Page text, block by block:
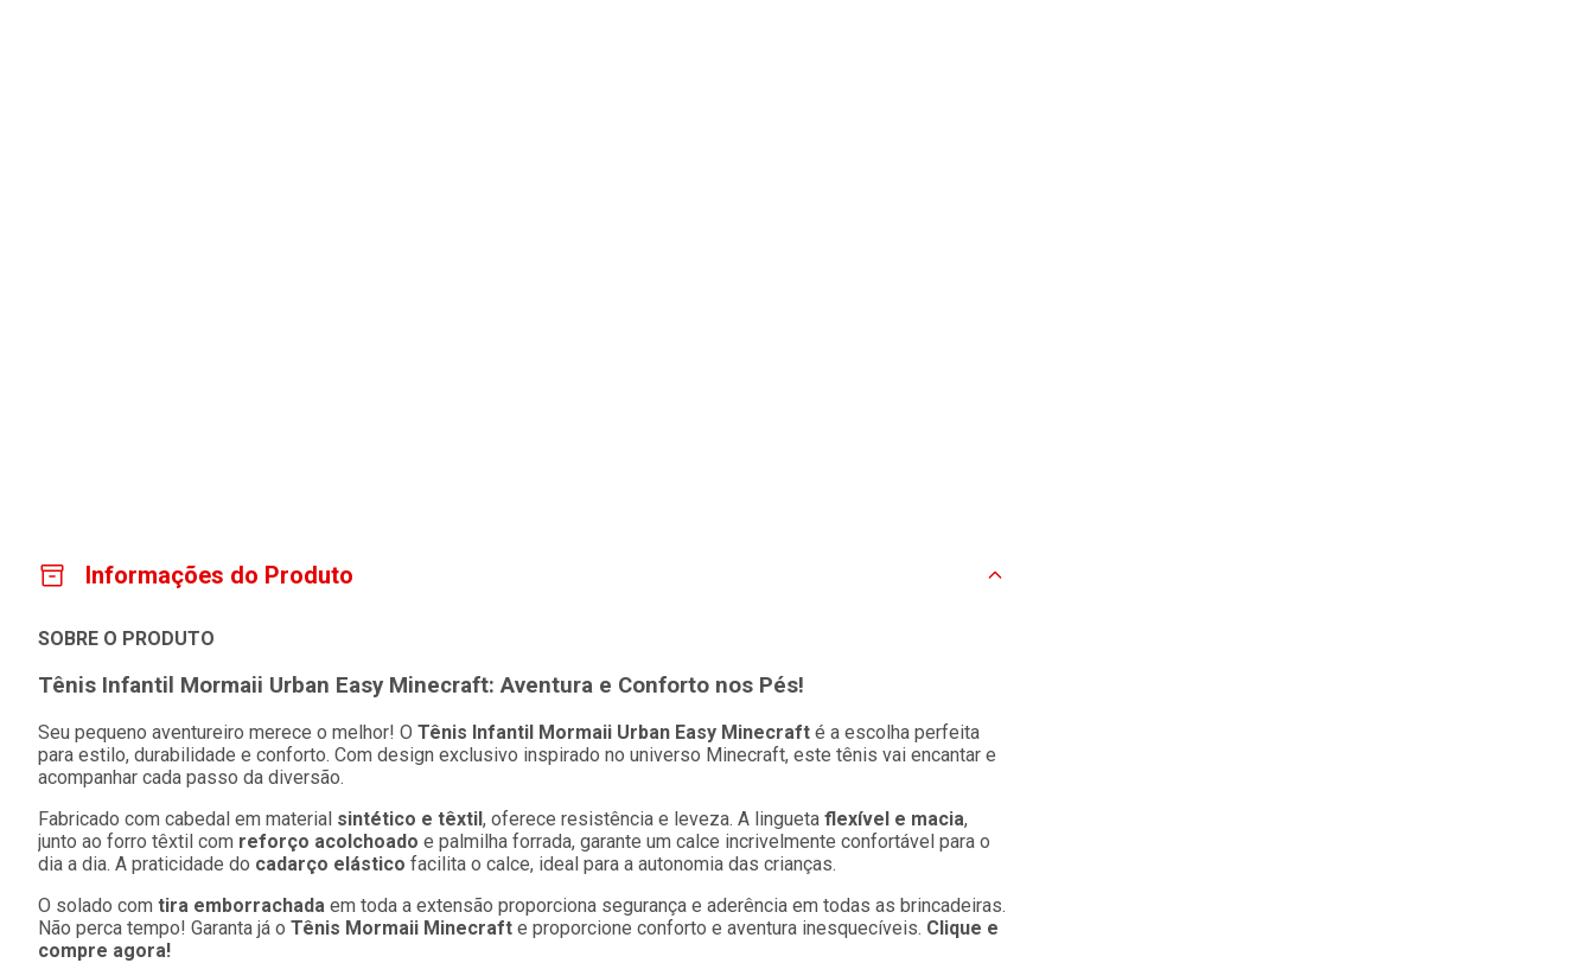
Informações do Produto
SOBRE O PRODUTO
Tênis Infantil Mormaii Urban Easy Minecraft: Aventura e Conforto nos Pés!
Seu pequeno aventureiro merece o melhor! O Tênis Infantil Mormaii Urban Easy Minecraft é a escolha perfeita
para estilo, durabilidade e conforto. Com design exclusivo inspirado no universo Minecraft, este tênis vai encantar e
acompanhar cada passo da diversão.
Fabricado com cabedal em material sintético e têxtil, oferece resistência e leveza. A lingueta flexível e macia,
junto ao forro têxtil com reforço acolchoado e palmilha forrada, garante um calce incrivelmente confortável para o
dia a dia. A praticidade do cadarço elástico facilita o calce, ideal para a autonomia das crianças.
O solado com tira emborrachada em toda a extensão proporciona segurança e aderência em todas as brincadeiras.
Não perca tempo! Garanta já o Tênis Mormaii Minecraft e proporcione conforto e aventura inesquecíveis. Clique e
compre agora!